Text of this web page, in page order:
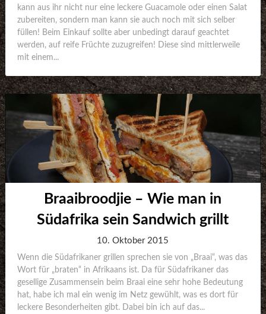
kann aus ihr nicht nur eine leckere Guacamole oder einen Salat
zubereiten, sondern man kann sie auch noch mit sich selber
füllen! Beim Einkauf sollte aber unbedingt darauf geachtet
werden, auf reife Früchte zuzugreifen! Diese sind mittlerweile
mit einem...
Braaibroodjie – Wie man in
Südafrika sein Sandwich grillt
10. Oktober 2015
Wenn die Südafrikaner grillen sprechen sie von „Braai“, was das
Wort für „braten“ in Afrikaans ist. Da für Südafrikaner das
gesellige Zusammensein beim Braai eine sehr hohe Bedeutung
hat, habe ich mal ein wenig im Netz gewühlt, was es dort für
leckere Besonderheiten gibt. Dabei bin ich auf das...